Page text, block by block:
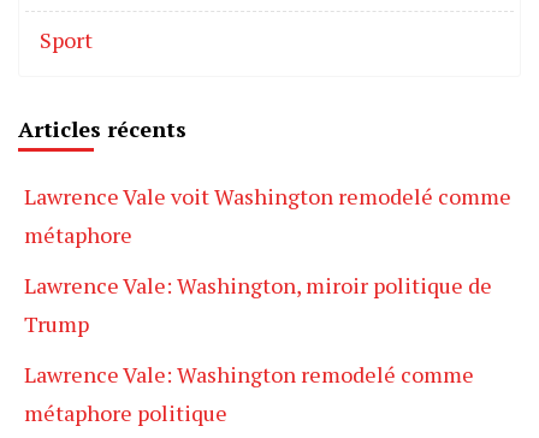
Sport
Articles récents
Lawrence Vale voit Washington remodelé comme
métaphore
Lawrence Vale: Washington, miroir politique de
Trump
Lawrence Vale: Washington remodelé comme
métaphore politique